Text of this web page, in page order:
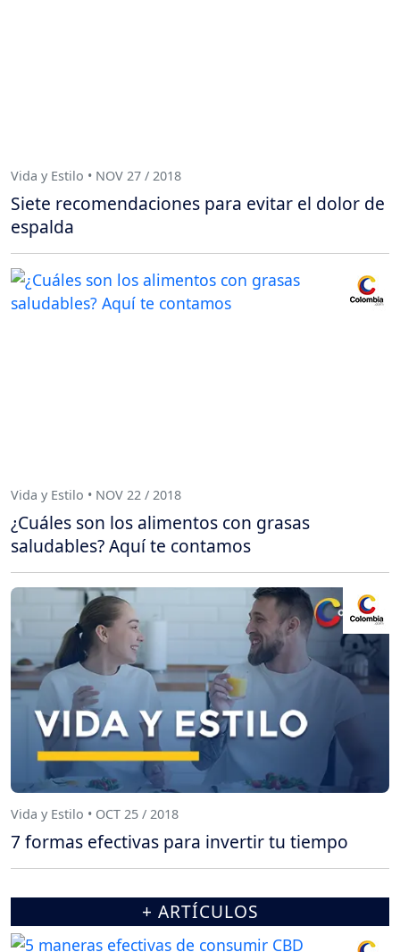
Vida y Estilo • NOV 27 / 2018
Siete recomendaciones para evitar el dolor de
espalda
Vida y Estilo • NOV 22 / 2018
¿Cuáles son los alimentos con grasas
saludables? Aquí te contamos
Vida y Estilo • OCT 25 / 2018
7 formas efectivas para invertir tu tiempo
+ ARTÍCULOS